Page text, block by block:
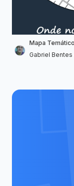
Mapa
Gabriel Bentes